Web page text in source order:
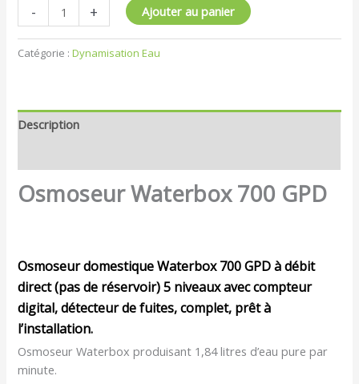
- + Ajouter au panier
Catégorie :Dynamisation Eau
Description
Osmoseur Waterbox 700 GPD
Osmoseur domestique Waterbox 700 GPD à débit
direct (pas de réservoir) 5 niveaux avec compteur
digital, détecteur de fuites, complet, prêt à
l’installation.
Osmoseur Waterbox produisant 1,84 litres d’eau pure par
minute.